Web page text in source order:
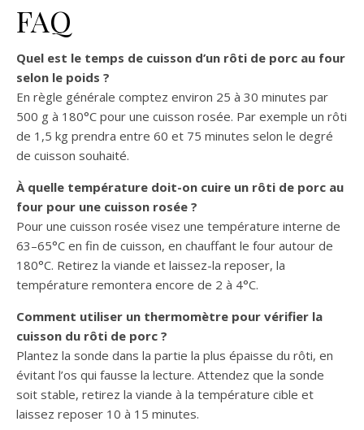
FAQ
Quel est le temps de cuisson d’un rôti de porc au four
selon le poids ?
En règle générale comptez environ 25 à 30 minutes par
500 g à 180°C pour une cuisson rosée. Par exemple un rôti
de 1,5 kg prendra entre 60 et 75 minutes selon le degré
de cuisson souhaité.
À quelle température doit-on cuire un rôti de porc au
four pour une cuisson rosée ?
Pour une cuisson rosée visez une température interne de
63–65°C en fin de cuisson, en chauffant le four autour de
180°C. Retirez la viande et laissez-la reposer, la
température remontera encore de 2 à 4°C.
Comment utiliser un thermomètre pour vérifier la
cuisson du rôti de porc ?
Plantez la sonde dans la partie la plus épaisse du rôti, en
évitant l’os qui fausse la lecture. Attendez que la sonde
soit stable, retirez la viande à la température cible et
laissez reposer 10 à 15 minutes.